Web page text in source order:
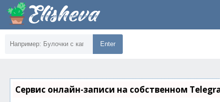
Enter
Сервис онлайн-записи на собственном